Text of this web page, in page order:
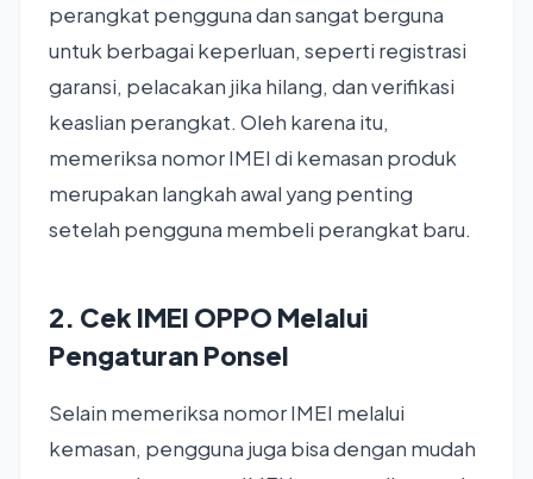
perangkat pengguna dan sangat berguna
untuk berbagai keperluan, seperti registrasi
garansi, pelacakan jika hilang, dan verifikasi
keaslian perangkat. Oleh karena itu,
memeriksa nomor IMEI di kemasan produk
merupakan langkah awal yang penting
setelah pengguna membeli perangkat baru.
2. Cek IMEI OPPO Melalui
Pengaturan Ponsel
Selain memeriksa nomor IMEI melalui
kemasan, pengguna juga bisa dengan mudah